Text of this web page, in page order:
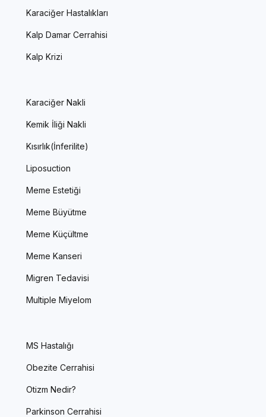
Karaciğer Hastalıkları
Kalp Damar Cerrahisi
Kalp Krizi
Karaciğer Nakli
Kemik İliği Nakli
Kısırlık(İnferilite)
Liposuction
Meme Estetiği
Meme Büyütme
Meme Küçültme
Meme Kanseri
Migren Tedavisi
Multiple Miyelom
MS Hastalığı
Obezite Cerrahisi
Otizm Nedir?
Parkinson Cerrahisi